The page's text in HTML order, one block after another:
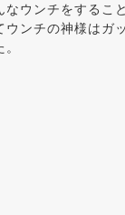
なウンチをするこ
ウンチの神様はガ
。